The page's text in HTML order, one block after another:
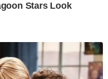
Stars Look